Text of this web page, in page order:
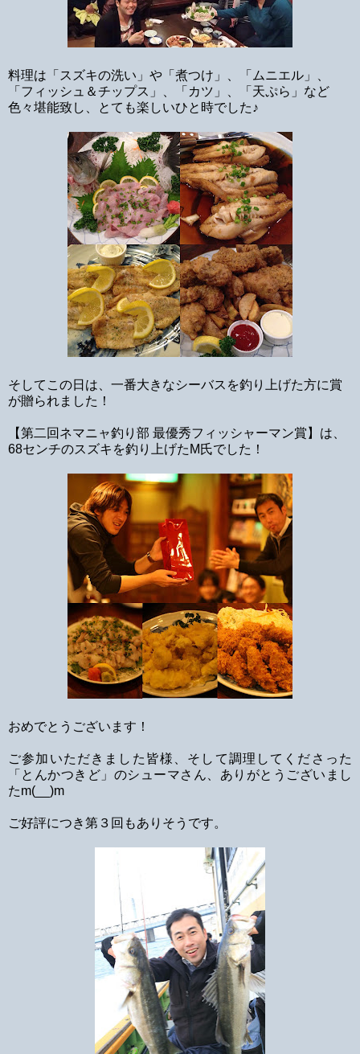
料理は「スズキの洗い」や「煮つけ」、「ムニエル」、
「フィッシュ＆チップス」、「カツ」、「天ぷら」など
色々堪能致し、とても楽しいひと時でした♪
そしてこの日は、一番大きなシーバスを釣り上げた方に賞
が贈られました！
【第二回ネマニャ釣り部 最優秀フィッシャーマン賞】は、
68センチのスズキを釣り上げたM氏でした！
おめでとうございます！
ご参加いただきました皆様、そして調理してくださった
「とんかつきど」のシューマさん、ありがとうございまし
たm(__)m
ご好評につき第３回もありそうです。